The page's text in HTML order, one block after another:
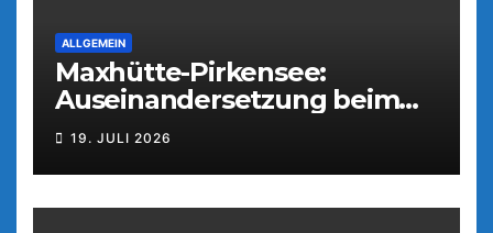
ALLGEMEIN
Maxhütte-Pirkensee:
Auseinandersetzung beim
Parkfest
19. JULI 2026